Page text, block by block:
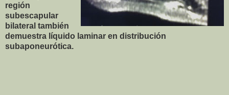
región
subescapular
bilateral también
demuestra líquido laminar en distribución
subaponeurótica.